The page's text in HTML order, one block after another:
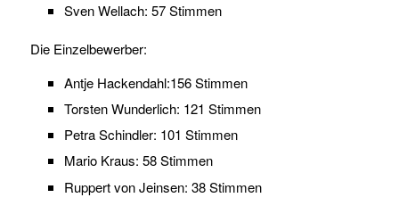
Sven Wellach: 57 Stimmen
Die Einzelbewerber:
Antje Hackendahl:156 Stimmen
Torsten Wunderlich: 121 Stimmen
Petra Schindler: 101 Stimmen
Mario Kraus: 58 Stimmen
Ruppert von Jeinsen: 38 Stimmen